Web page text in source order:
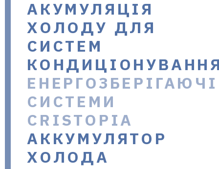
в УкраїніАКУМУЛЯЦІЯ
ХОЛОДУ ДЛЯ
СИСТЕМ
ЕНЕРГОЗБЕРІГАЮЧІ
СИСТЕМИ
CRISTOPIA
АККУМУЛЯТОР
ХОЛОДА